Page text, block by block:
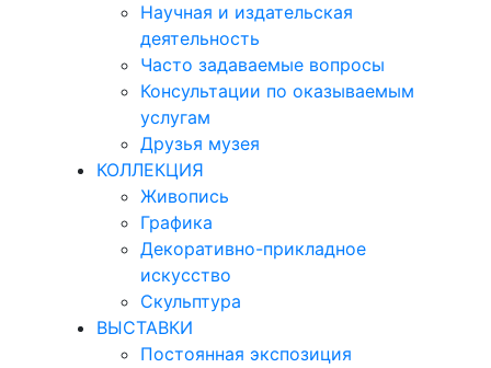
Научная и издательская
деятельность
Часто задаваемые вопросы
Консультации по оказываемым
услугам
Друзья музея
КОЛЛЕКЦИЯ
Живопись
Графика
Декоративно-прикладное
искусство
Скульптура
ВЫСТАВКИ
Постоянная экспозиция